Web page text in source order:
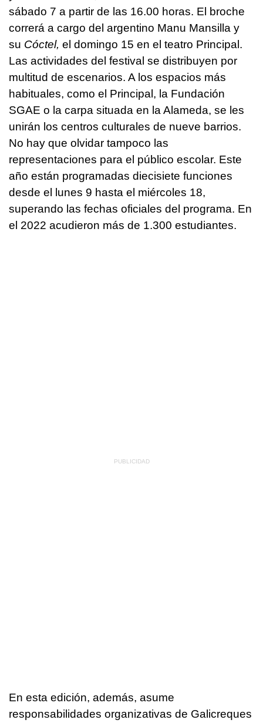
sábado 7 a partir de las 16.00 horas. El broche
correrá a cargo del argentino Manu Mansilla y
su Cóctel, el domingo 15 en el teatro Principal.
Las actividades del festival se distribuyen por
multitud de escenarios. A los espacios más
habituales, como el Principal, la Fundación
SGAE o la carpa situada en la Alameda, se les
unirán los centros culturales de nueve barrios.
No hay que olvidar tampoco las
representaciones para el público escolar. Este
año están programadas diecisiete funciones
desde el lunes 9 hasta el miércoles 18,
superando las fechas oficiales del programa. En
el 2022 acudieron más de 1.300 estudiantes.
En esta edición, además, asume
responsabilidades organizativas de Galicreques